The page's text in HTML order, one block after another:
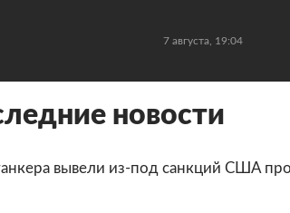
7 августа, 19:04
новости
вывели из-под санкций США